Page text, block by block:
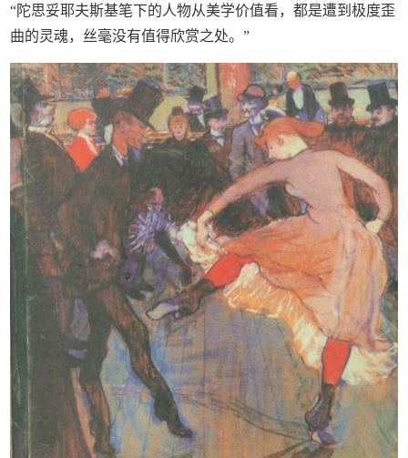
“陀思妥耶夫斯基笔下的人物从美学价值看，都是遭到极度歪
曲的灵魂，丝毫没有值得欣赏之处。”